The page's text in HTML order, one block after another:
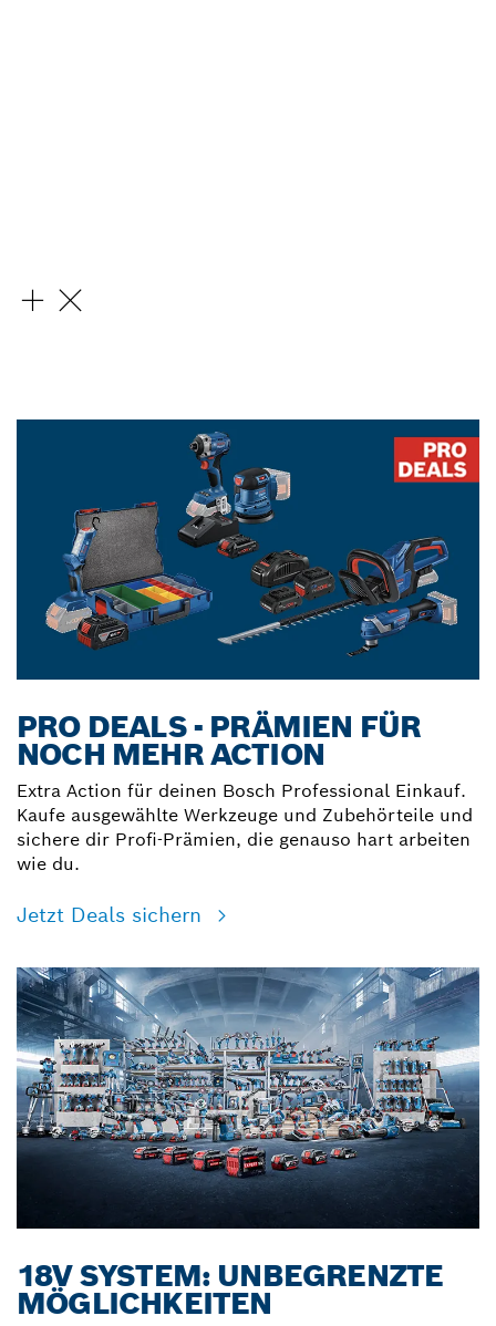
PRO DEALS - PRÄMIEN FÜR
NOCH MEHR ACTION
Extra Action für deinen Bosch Professional Einkauf.
Kaufe ausgewählte Werkzeuge und Zubehörteile und
sichere dir Profi-Prämien, die genauso hart arbeiten
wie du.
Jetzt Deals sichern
18V SYSTEM: UNBEGRENZTE
MÖGLICHKEITEN